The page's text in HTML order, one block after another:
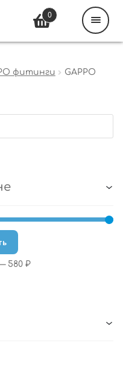
фитинги
GAPPO
580 ₽
0